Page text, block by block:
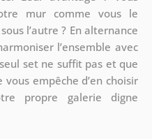
mur comme vous le
l’autre ? En alternance
l’ensemble avec
set ne suffit pas et que
vous empêche d’en choisir
propre galerie digne